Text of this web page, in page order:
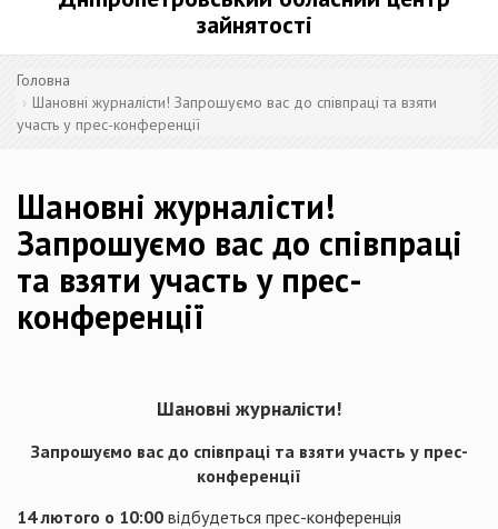
зайнятості
Головна
Шановні журналісти! Запрошуємо вас до співпраці та взяти
участь у прес-конференції
Шановні журналісти!
Запрошуємо вас до співпраці
та взяти участь у прес-
конференції
Шановні журналісти!
Запрошуємо вас до співпраці та взяти участь у прес-
конференції
14 лютого о 10:00 відбудеться прес-конференція